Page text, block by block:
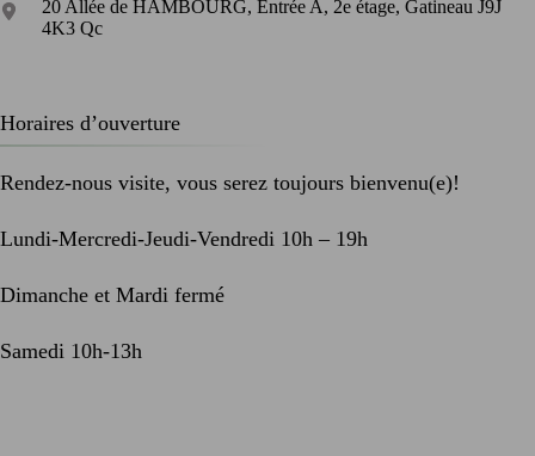
20 Allée de HAMBOURG, Entrée A, 2e étage, Gatineau J9J
4K3 Qc
Horaires d’ouverture
Rendez-nous visite, vous serez toujours bienvenu(e)!
Lundi-Mercredi-Jeudi-Vendredi 10h – 19h
Dimanche et Mardi fermé
Samedi 10h-13h